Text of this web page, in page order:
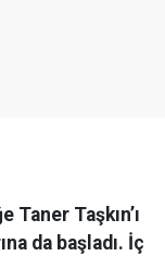
Taşkın’ı
da başladı. İç